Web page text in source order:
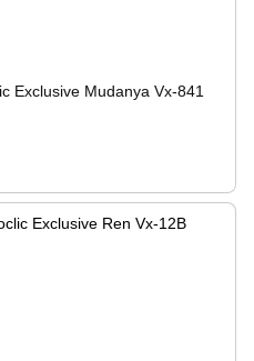
Exclusive Mudanya Vx-841